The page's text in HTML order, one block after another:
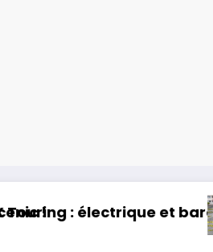
: Voiture sans permis,